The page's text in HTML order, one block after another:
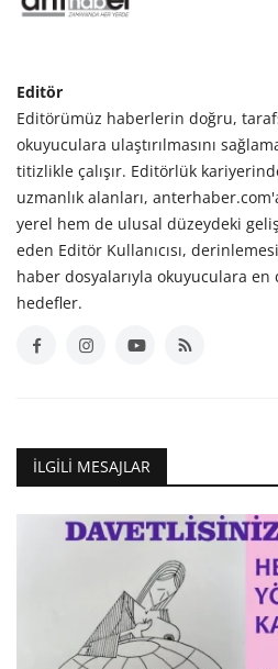
Editör
Editörümüz haberlerin doğru,
okuyuculara ulaştırılmasını
titizlikle çalışır. Editörlük
uzmanlık alanları,
yerel hem de ulusal düzeydeki
eden Editör Kullanıcısı,
haber dosyalarıyla okuyuculara en
hedefler.
İLGILI MESAJLAR